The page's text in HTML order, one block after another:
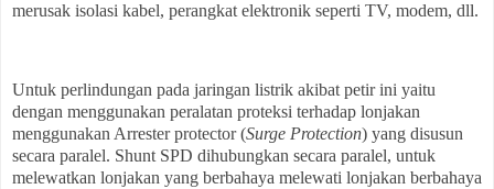
merusak isolasi kabel, perangkat elektronik seperti TV, modem, dll.
Untuk perlindungan pada jaringan listrik akibat petir ini yaitu
dengan menggunakan peralatan proteksi terhadap lonjakan
menggunakan Arrester protector (Surge Protection) yang disusun
secara paralel. Shunt SPD dihubungkan secara paralel, untuk
melewatkan lonjakan yang berbahaya melewati lonjakan berbahaya